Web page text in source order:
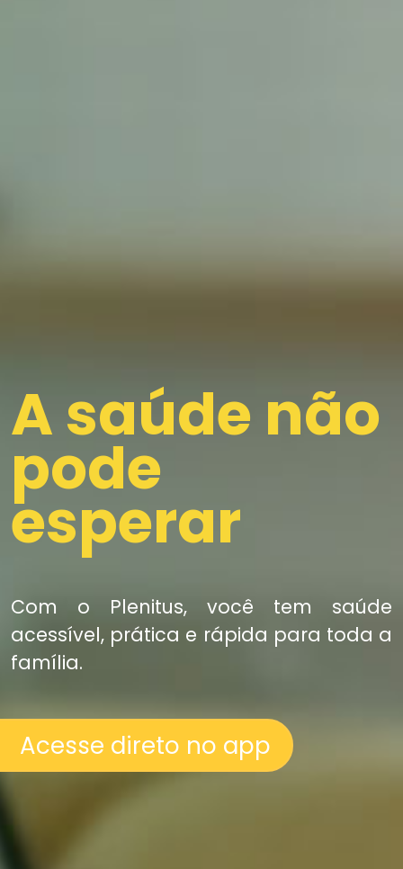
A saúde não
pode
esperar
Com o Plenitus, você tem saúde
acessível, prática e rápida para toda a
família.
Acesse direto no app